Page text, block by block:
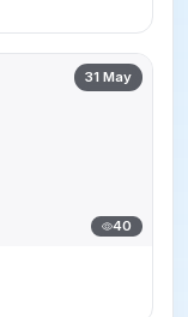
31 May
40